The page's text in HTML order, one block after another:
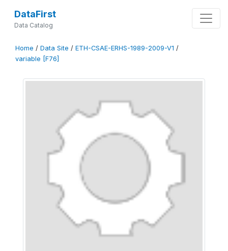
DataFirst
Data Catalog
Home / Data Site / ETH-CSAE-ERHS-1989-2009-V1 /
variable [F76]